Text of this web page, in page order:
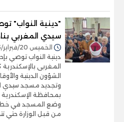
"دينية النواب"
سيدي المغربي
الخميس 20/فبراير/2025 - 04:01 م
دينية النواب توصي
المغربى
الشؤون الدينية
وتجديد مسجد سيدي
بمحافظة الإسكندرية
وضع المسجد في خطة
من قبل الوزارة حتي